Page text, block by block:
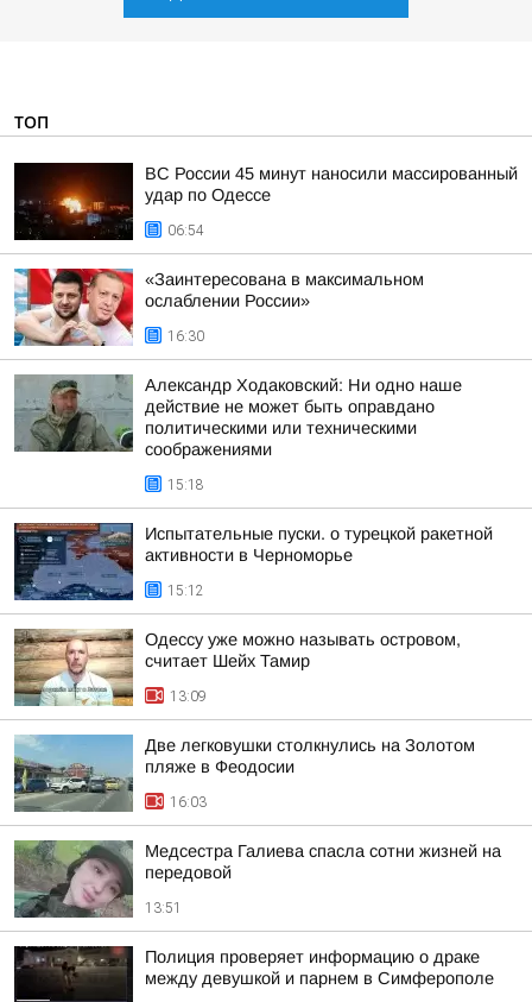
ТОП
ВС России 45 минут наносили массированный
удар по Одессе
06:54
«Заинтересована в максимальном
ослаблении России»
16:30
Александр Ходаковский: Ни одно наше
действие не может быть оправдано
политическими или техническими
соображениями
15:18
Испытательные пуски. о турецкой ракетной
активности в Черноморье
15:12
Одессу уже можно называть островом,
считает Шейх Тамир
13:09
Две легковушки столкнулись на Золотом
пляже в Феодосии
16:03
Медсестра Галиева спасла сотни жизней на
передовой
13:51
Полиция проверяет информацию о драке
между девушкой и парнем в Симферополе